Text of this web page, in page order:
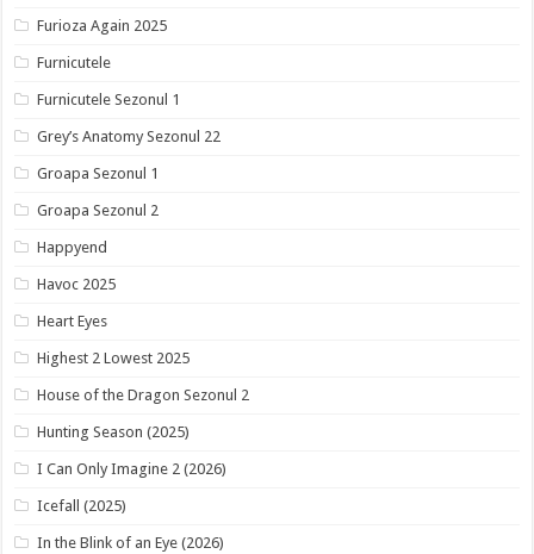
Furioza Again 2025
Furnicutele
Furnicutele Sezonul 1
Grey’s Anatomy Sezonul 22
Groapa Sezonul 1
Groapa Sezonul 2
Happyend
Havoc 2025
Heart Eyes
Highest 2 Lowest 2025
House of the Dragon Sezonul 2
Hunting Season (2025)
I Can Only Imagine 2 (2026)
Icefall (2025)
In the Blink of an Eye (2026)